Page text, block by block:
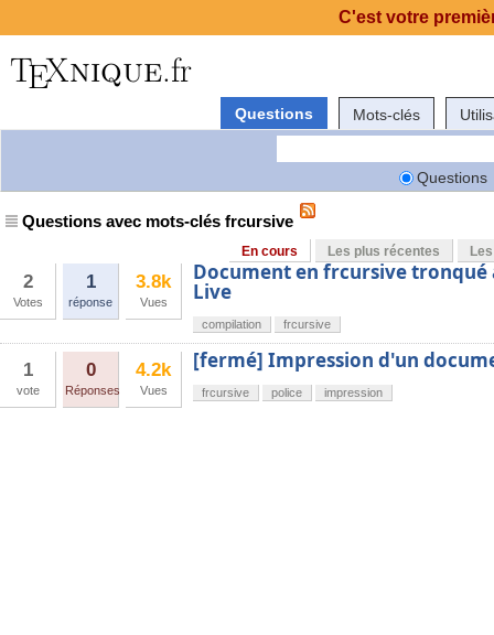
Questions Mots-clés
Questions
Questions avec mots-clés frcursive
En cours Les plus récentes
2
Votes
1
réponse
3.8k
Vues
Document en frcursive tronqué
Live
compilation frcursive
1
vote
0
Réponses
4.2k
Vues
[fermé] Impression d'un
frcursive police impression
C'est votre